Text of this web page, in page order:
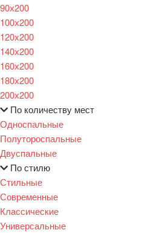
90х200
100х200
120x200
140х200
160х200
180х200
200х200
По количеству мест
Односпальные
Полутороспальные
Двуспальные
По стилю
Стильные
Современные
Классические
Универсальные